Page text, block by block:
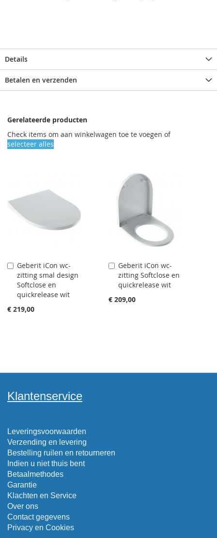
Details
Betalen en verzenden
Gerelateerde producten
Check items om aan winkelwagen toe te voegen of
selecteer alles
Geberit iCon wc-
zitting smal design
Softclose en
quickrelease wit
€ 219,00
Aan
winkelwagen
toevoegen
Geberit iCon wc-
zitting Softclose en
quickrelease wit
€ 209,00
Aan
winkelwagen
toevoegen
Klantenservice
Leveringsvoorwaarden
Verzending en levering
Bestelling ruilen en retourneren
Indien u niet thuis bent
Betaalmethodes
Garantie
Klachten en Service
Over ons
Contact gegevens
Privacy en Cookies